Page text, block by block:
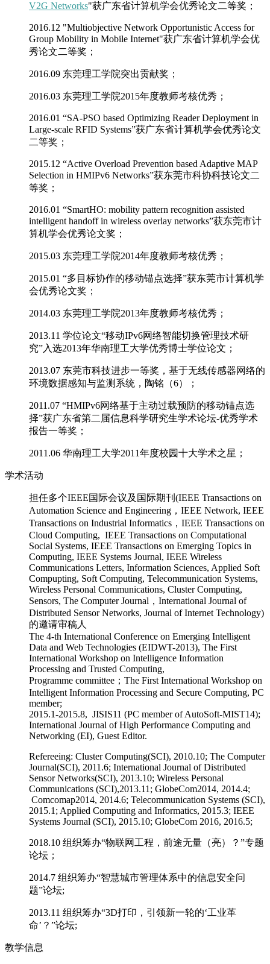
V2G Networks"获广东省计算机学会优秀论文二等奖；
2016.12 "Multiobjective Network Opportunistic Access for
Group Mobility in Mobile Internet"获广东省计算机学会优
秀论文二等奖；
2016.09 东莞理工学院突出贡献奖；
2016.03 东莞理工学院2015年度教师考核优秀；
2016.01 “SA-PSO based Optimizing Reader Deployment in
Large-scale RFID Systems”获广东省计算机学会优秀论文
二等奖；
2015.12 “Active Overload Prevention based Adaptive MAP
Selection in HMIPv6 Networks”获东莞市科协科技论文二
等奖；
2016.01 “SmartHO: mobility pattern recognition assisted
intelligent handoff in wireless overlay networks”获东莞市计
算机学会优秀论文奖；
2015.03 东莞理工学院2014年度教师考核优秀；
2015.01 “多目标协作的移动锚点选择”获东莞市计算机学
会优秀论文奖；
2014.03 东莞理工学院2013年度教师考核优秀；
2013.11 学位论文“移动IPv6网络智能切换管理技术研
究”入选2013年华南理工大学优秀博士学位论文；
2013.07 东莞市科技进步一等奖，基于无线传感器网络的
环境数据感知与监测系统，陶铭（6）；
2011.07 “HMIPv6网络基于主动过载预防的移动锚点选
择”获广东省第二届信息科学研究生学术论坛-优秀学术
报告一等奖；
2011.06 华南理工大学2011年度校园十大学术之星；
学术活动
担任多个IEEE国际会议及国际期刊(IEEE Transactions on
Automation Science and Engineering，IEEE Network, IEEE
Transactions on Industrial Informatics，IEEE Transactions on
Cloud Computing, IEEE Transactions on Computational
Social Systems, IEEE Transactions on Emerging Topics in
Computing, IEEE Systems Journal, IEEE Wireless
Communications Letters, Information Sciences, Applied Soft
Compupting, Soft Computing, Telecommunication Systems,
Wireless Personal Communications, Cluster Computing,
Sensors, The Computer Journal，International Journal of
Distributed Sensor Networks, Journal of Internet Technology)
的邀请审稿人
The 4-th International Conference on Emerging Intelligent
Data and Web Technologies (EIDWT-2013), The First
International Workshop on Intelligence Information
Processing and Trusted Computing,
Programme committee；The First International Workshop on
Intelligent Information Processing and Secure Computing, PC
member;
2015.1-2015.8, JISIS11 (PC member of AutoSoft-MIST14);
International Journal of High Performance Computing and
Networking (EI), Guest Editor.
Refereeing: Cluster Computing(SCI), 2010.10; The Computer
Journal(SCI), 2011.6; International Journal of Distributed
Sensor Networks(SCI), 2013.10; Wireless Personal
Communications (SCI),2013.11; GlobeCom2014, 2014.4;
Comcomap2014, 2014.6; Telecommunication Systems (SCI),
2015.1; Applied Computing and Informatics, 2015.3; IEEE
Systems Journal (SCI), 2015.10; GlobeCom 2016, 2016.5;
2018.10 组织筹办“物联网工程，前途无量（亮）？”专题
论坛；
2014.7 组织筹办“智慧城市管理体系中的信息安全问
题”论坛;
2013.11 组织筹办“3D打印，引领新一轮的‘工业革
命’？”论坛;
教学信息